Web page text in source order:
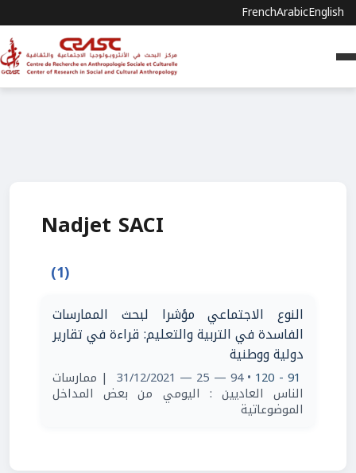
FrenchArabicEnglish
Nadjet SACI
(1)
النوع الاجتماعي مؤشرا لبحث الممارسات
الفاسدة في التربية والتعليم: قراءة في تقارير
دولية ووطنية
91 - 120
• 94 — 25 — 31/12/2021 | ممارسات
الناس العاديين : اليومي من بعض المداخل
الموضوعاتية